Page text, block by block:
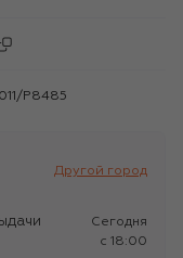
P8485
Другой город
Сегодня
c 18:00